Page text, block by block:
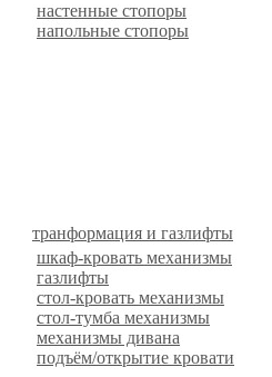
настенные стопоры
напольные стопоры
транформация и газлифты
шкаф-кровать механизмы
газлифты
стол-кровать механизмы
стол-тумба механизмы
механизмы дивана
подъём/открытие кровати